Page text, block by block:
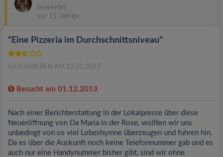
bewertet.
vor 11 Jahren
"Eine Pizzeria im Durchschnittsniveau"
GESCHRIEBEN AM 22.02.2015
Besucht am 01.12.2013
Nach einer Berichterstattung in der Lokalpresse über diese
Neueröffnung von Da Maria in der Rose, wollten wir uns
unbedingt von so viel Lobeshymne überzeugen und fuhren hin.
Da es über die Auskunft noch keine Telefonnummer gab und es
auch nur eine Handynummer bisher gibt, sind wir ohne